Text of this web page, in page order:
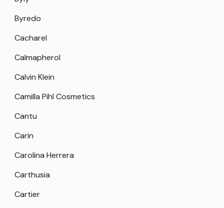
Byredo
Cacharel
Calmapherol
Calvin Klein
Camilla Pihl Cosmetics
Cantu
Carin
Carolina Herrera
Carthusia
Cartier